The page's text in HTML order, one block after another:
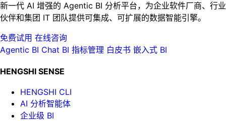
新一代 AI 增强的 Agentic BI 分析平台，为企业软件厂商、行业
伙伴和集团 IT 团队提供可集成、可扩展的数据智能引擎。
免费试用 在线咨询
Agentic BI Chat BI 指标管理 白皮书 嵌入式 BI
HENGSHI SENSE
HENGSHI CLI
AI 分析智能体
企业级 BI